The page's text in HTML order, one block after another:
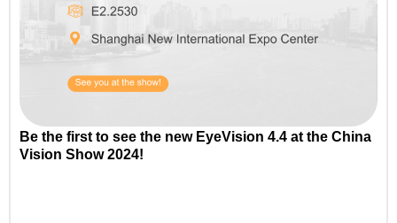
Be the first to see the new EyeVision 4.4 at the China
Vision Show 2024!